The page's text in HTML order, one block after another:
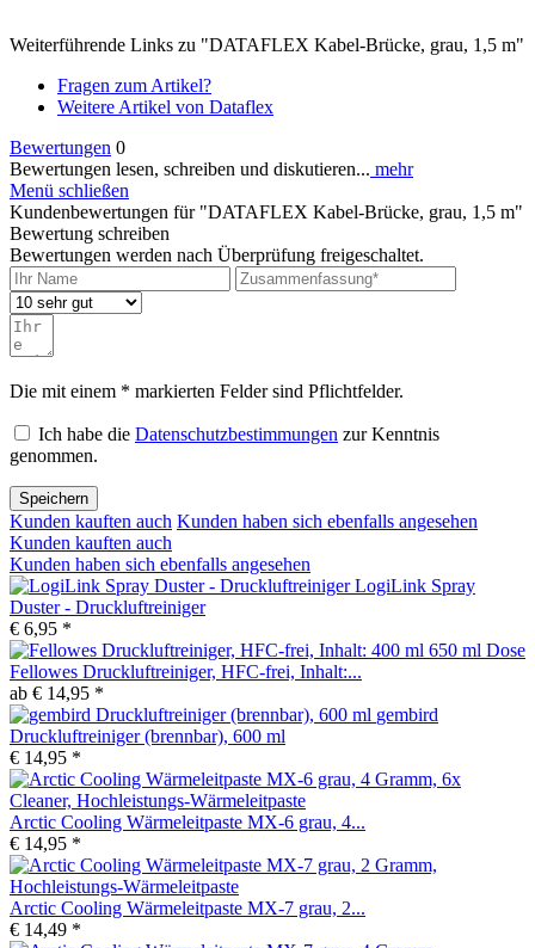
Weiterführende Links zu "DATAFLEX Kabel-Brücke, grau, 1,5 m"
Fragen zum Artikel?
Weitere Artikel von Dataflex
Bewertungen 0
Bewertungen lesen, schreiben und diskutieren... mehr
Menü schließen
Kundenbewertungen für "DATAFLEX Kabel-Brücke, grau, 1,5 m"
Bewertung schreiben
Bewertungen werden nach Überprüfung freigeschaltet.
Die mit einem * markierten Felder sind Pflichtfelder.
Ich habe die Datenschutzbestimmungen zur Kenntnis
genommen.
Speichern
Kunden kauften auch Kunden haben sich ebenfalls angesehen
Kunden kauften auch
Kunden haben sich ebenfalls angesehen
LogiLink Spray
Duster - Druckluftreiniger
€ 6,95 *
Fellowes Druckluftreiniger, HFC-frei, Inhalt:...
ab € 14,95 *
gembird
Druckluftreiniger (brennbar), 600 ml
€ 14,95 *
Arctic Cooling Wärmeleitpaste MX-6 grau, 4...
€ 14,95 *
Arctic Cooling Wärmeleitpaste MX-7 grau, 2...
€ 14,49 *